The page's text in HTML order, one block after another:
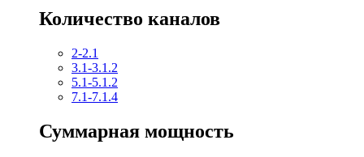
Количество каналов
2-2.1
3.1-3.1.2
5.1-5.1.2
7.1-7.1.4
Суммарная мощность